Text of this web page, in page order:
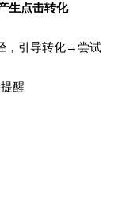
生点击转化
，引导转化→尝试
醒